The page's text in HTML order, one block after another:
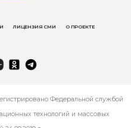
ЛИЦЕНЗИЯ СМИ О ПРОЕКТЕ
Федеральной службой
технологий и массовых